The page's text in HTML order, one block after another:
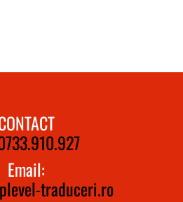
Email:
traduceri.ro